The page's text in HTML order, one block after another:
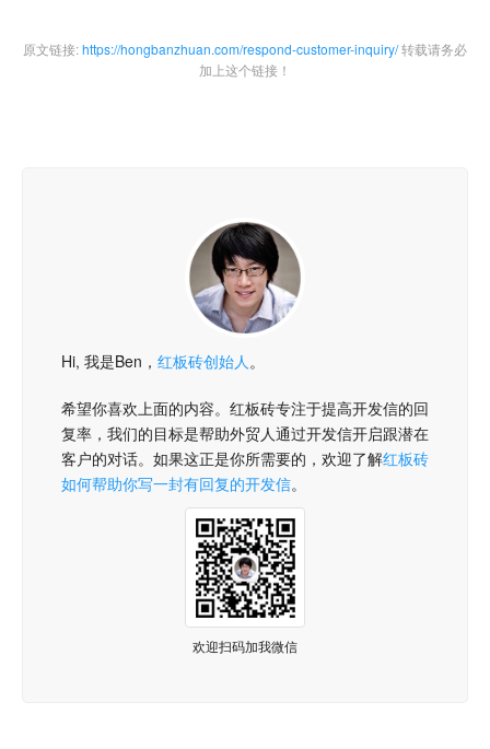
原文链接:https://hongbanzhuan.com/respond-customer-inquiry/转载请务必
加上这个链接！
Hi, 我是Ben， 红板砖创始人。
希望你喜欢上面的内容。红板砖专注于提高开发信的回
复率，我们的目标是帮助外贸人通过开发信开启跟潜在
客户的对话。如果这正是你所需要的，欢迎了解红板砖
如何帮助你写一封有回复的开发信。
欢迎扫码加我微信